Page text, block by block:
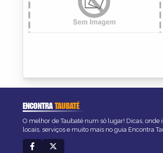
ENCONTRATAUBATÉ
O melhor de Taubaté num só lugar! Dicas, onde
locais, serviços e muito mais no guia Encontra